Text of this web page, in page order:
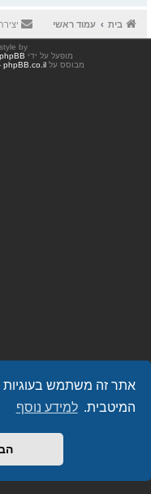
אתר זה משתמש בעוגיות
המיטבית. למידע נוסף
בית עמוד ראשי
by
מופעל על ידי
מבוסס על phpBB.co.il - פורומים בעברית